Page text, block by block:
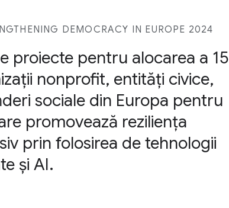
DEMOCRACY IN EUROPE 2024
proiecte pentru alocarea a 15
nonprofit, entități civice,
sociale din Europa pentru
promovează reziliența
prin folosirea de tehnologii
și AI.